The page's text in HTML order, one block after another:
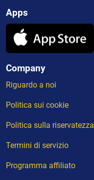
Apps
Company
Riguardo a noi
Politica sui cookie
Politica sulla riservatezza
Termini di servizio
Programma affiliato